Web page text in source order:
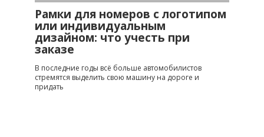
Рамки для номеров с логотипом
или индивидуальным
дизайном: что учесть при
заказе
В последние годы всё больше автомобилистов
стремятся выделить свою машину на дороге и
придать